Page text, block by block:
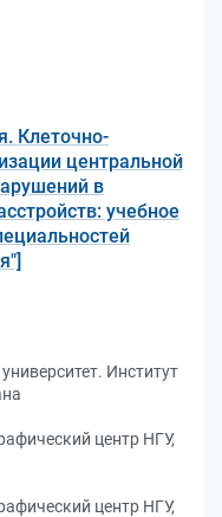
Клеточно-
центральной
в
учебное
Институт
центр НГУ,
центр НГУ,